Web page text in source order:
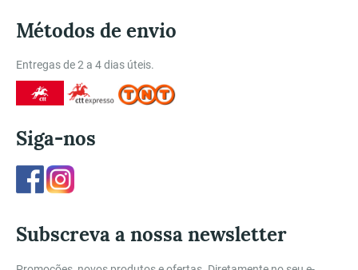
Métodos de envio
Entregas de 2 a 4 dias úteis.
Siga-nos
FacebookInstagram
Subscreva a nossa newsletter